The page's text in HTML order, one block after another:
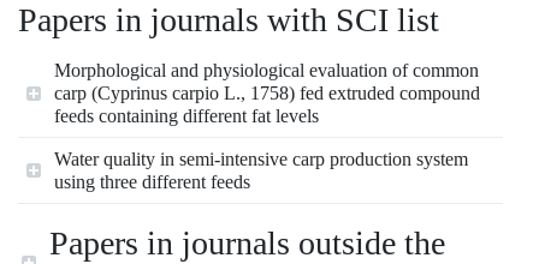
Papers in journals with SCI list
Morphological and physiological evaluation of common
carp (Cyprinus carpio L., 1758) fed extruded compound
feeds containing different fat levels
Water quality in semi-intensive carp production system
using three different feeds
Papers in journals outside the